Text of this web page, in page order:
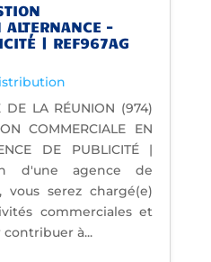
–
| REF967AG
DE LA RÉUNION (974)
COMMERCIALE EN
DE PUBLICITÉ |
d'une agence de
serez chargé(e)
commerciales et
à...